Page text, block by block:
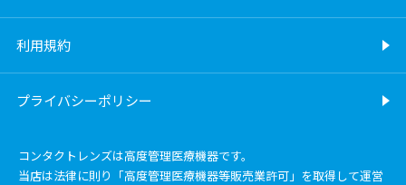
利用規約
プライバシーポリシー
コンタクトレンズは高度管理医療機器です。
当店は法律に則り「高度管理医療機器等販売業許可」を取得して運営